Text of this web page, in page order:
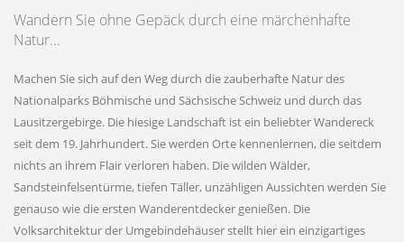
Wandern Sie ohne Gepäck durch eine märchenhafte
Natur...
Machen Sie sich auf den Weg durch die zauberhafte Natur des
Nationalparks Böhmische und Sächsische Schweiz und durch das
Lausitzergebirge. Die hiesige Landschaft ist ein beliebter Wandereck
seit dem 19. Jahrhundert. Sie werden Orte kennenlernen, die seitdem
nichts an ihrem Flair verloren haben. Die wilden Wälder,
Sandsteinfelsentürme, tiefen Täller, unzähligen Aussichten werden Sie
genauso wie die ersten Wanderentdecker genießen. Die
Volksarchitektur der Umgebindehäuser stellt hier ein einzigartiges